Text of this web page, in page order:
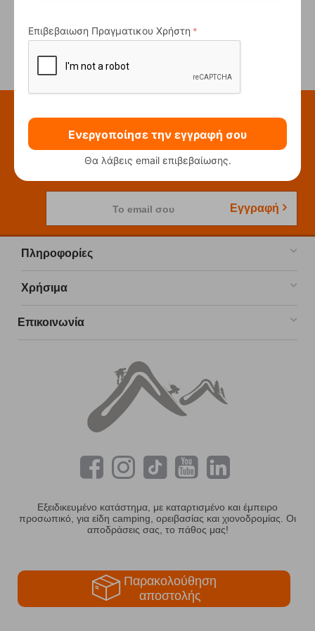
Επόμενο
Μάθετε πρώτοι τις νέες κυκλοφορίες και τις
προσφορές μας!
Το email σου Εγγραφή
Επιβεβαιωση Πραγματικου Χρήστη
Ενεργοποίησε την εγγραφή σου
Θα λάβεις email επιβεβαίωσης.
Πληροφορίες
Χρήσιμα
Επικοινωνία
Εξειδικευμένο κατάστημα, με καταρτισμένο και έμπειρο
προσωπικό, για είδη camping, ορειβασίας και χιονοδρομίας. Οι
αποδράσεις σας, το πάθος μας!
Παρακολούθηση
αποστολής